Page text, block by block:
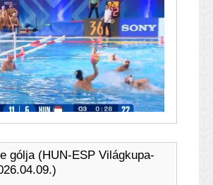
gólja (HUN-ESP Világkupa-